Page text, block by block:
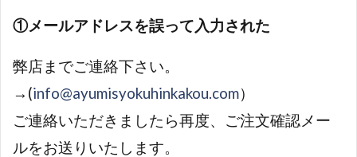
①メールアドレスを誤って入力された
弊店までご連絡下さい。
→(info@ayumisyokuhinkakou.com）
ご連絡いただきましたら再度、ご注文確認メー
ルをお送りいたします。